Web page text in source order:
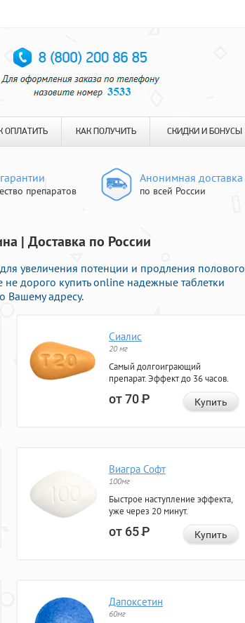
ОПЛАТИТЬ КАК ПОЛУЧИТЬ СКИДКИ И БОНУСЫ
препаратов
Анонимная доставка
по всей России
| Доставка по России
увеличения потенции и продления полового
не дорого купить online надежные таблетки
Вашему адресу.
Сиалис
20 мг
Самый долгоиграющий
препарат. Эффект до 36 часов.
от 70Р Купить
Виагра Софт
100мг
Быстрое наступление эффекта,
уже через 20 минут.
от 65Р Купить
Дапоксетин
60мг